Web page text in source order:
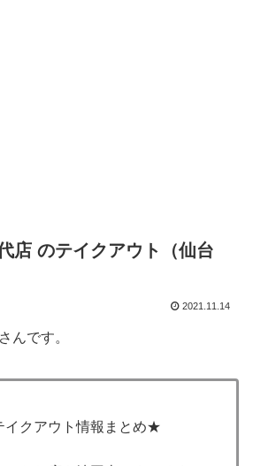
店 のテイクアウト（仙台
2021.11.14
んです。
クアウト情報まとめ★